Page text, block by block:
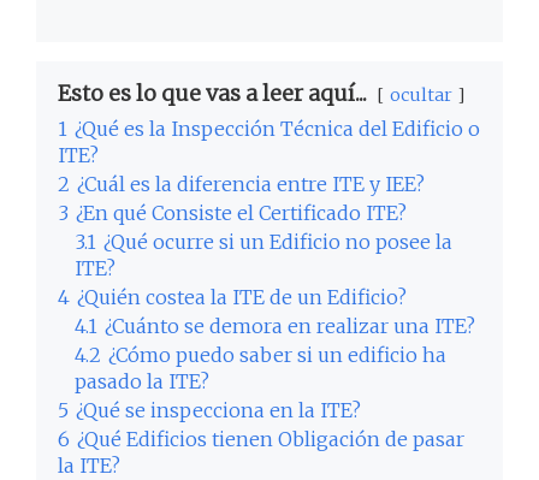
Esto es lo que vas a leer aquí... ocultar
1 ¿Qué es la Inspección Técnica del Edificio o
ITE?
2 ¿Cuál es la diferencia entre ITE y IEE?
3 ¿En qué Consiste el Certificado ITE?
3.1 ¿Qué ocurre si un Edificio no posee la
ITE?
4 ¿Quién costea la ITE de un Edificio?
4.1 ¿Cuánto se demora en realizar una ITE?
4.2 ¿Cómo puedo saber si un edificio ha
pasado la ITE?
5 ¿Qué se inspecciona en la ITE?
6 ¿Qué Edificios tienen Obligación de pasar
la ITE?